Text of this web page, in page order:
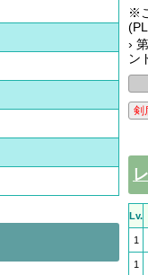
※
›
ン
Lv.
1
1